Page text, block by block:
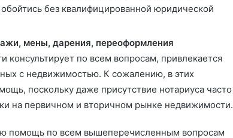
без квалифицированной юридической
мены, дарения, переоформления
консультирует по всем вопросам, привлекается
с недвижимостью. К сожалению, в этих
поскольку даже присутствие нотариуса часто
на первичном и вторичном рынке недвижимости.
помощь по всем вышеперечисленным вопросам